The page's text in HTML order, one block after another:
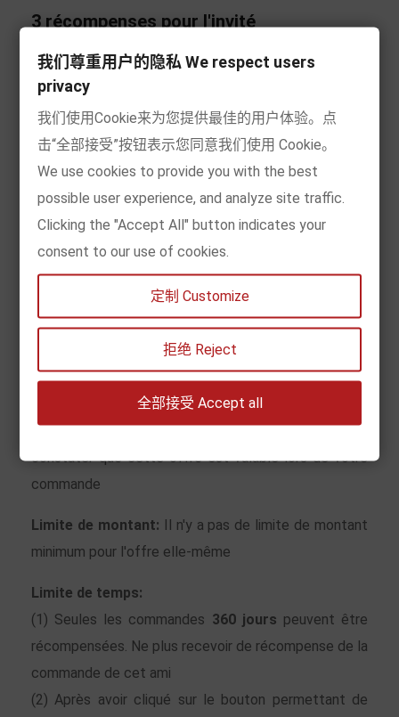
3 récompenses pour l'invité
Après avoir invité un ami à s'enregistrer, chaque fois
qu'un ami passe une commande avec succès (
joursaprès l'enregistrement), vous recevoir cet
achat. Montant2%récompense
Comment consulter:afficher les récompenses dans
Mon compte->Mon compte de récompenses
Comment utiliser:
(1) Cliquez sur"Mon compte"->"Mon compte de
, cliquez sur"Transformez mes
récompenses en un bon de réduction"bouton
(2) Une fois la conversion réussie, vous pouvez voir
"Bons de réduction disponibles"ci-dessous, cliquez
"Ajouter au panier" à droite.
(3) Lorsque vous entrez dans le panier, vous pouvez
constater que cette offre est valable lors de votre
commande
Limite de montant: Il n'y a pas de limite de montant
minimum pour l'offre elle-même
Limite de temps:
(1) Seules les commandes 360 jours peuvent être
récompensées. Ne plus recevoir de récompense de la
commande de cet ami
(2) Après avoir cliqué sur le bouton permettant de
我们尊重用户的隐私 We respect users
privacy
我们使用Cookie来为您提供最佳的用户体验。点
击“全部接受”按钮表示您同意我们使用 Cookie。
We use cookies to provide you with the best
possible user experience, and analyze site traffic.
Clicking the "Accept All" button indicates your
consent to our use of cookies.
定制 Customize
拒绝 Reject
全部接受 Accept all